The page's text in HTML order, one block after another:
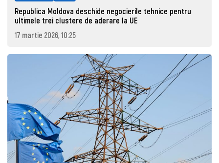
Republica Moldova deschide negocierile tehnice pentru
ultimele trei clustere de aderare la UE
17 martie 2026, 10:25